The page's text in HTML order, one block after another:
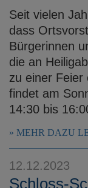
Seit vielen
dass
Bürgerinnen
die an
zu einer Feier
findet am
14:30 bis
MEHR DAZU
12.12.2023
Schloss-